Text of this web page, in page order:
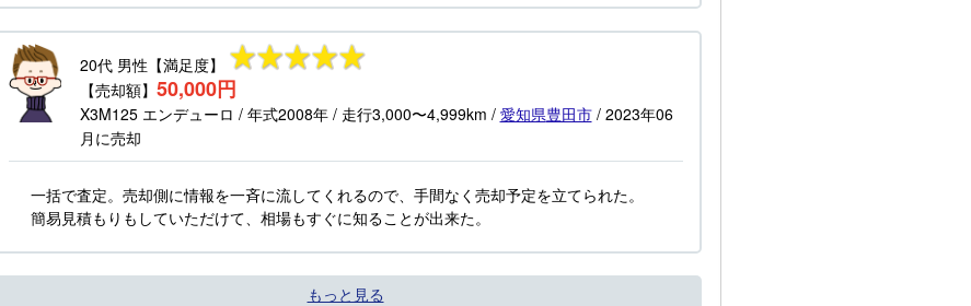
20代 男性 【満足度】
【売却額】 50,000円
X3M125 エンデューロ / 年式2008年/ 走行3,000〜4,999km / 愛知県豊田市/ 2023年06
月 に売却
一括で査定。売却側に情報を一斉に流してくれるので、手間なく売却予定を立てられた。
簡易見積もりもしていただけて、相場もすぐに知ることが出来た。
もっと見る